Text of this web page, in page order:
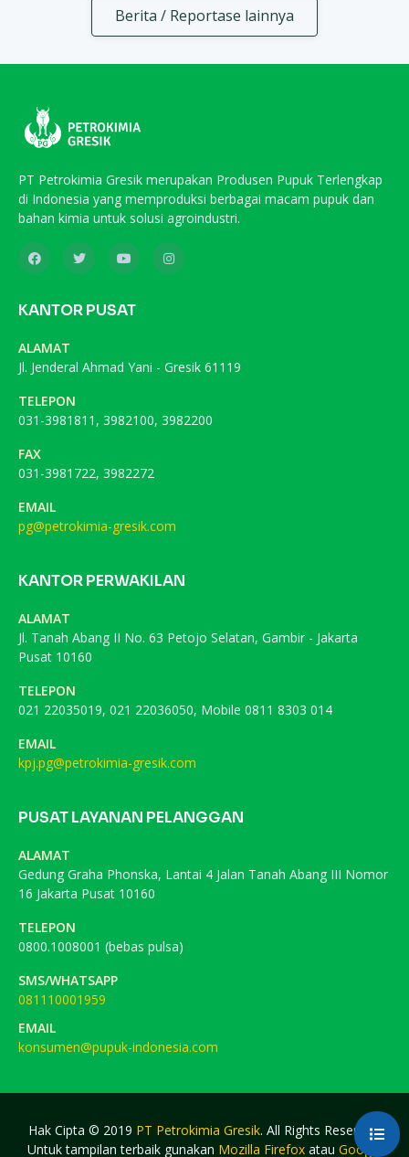
Berita / Reportase lainnya
PT Petrokimia Gresik merupakan Produsen Pupuk Terlengkap
di Indonesia yang memproduksi berbagai macam pupuk dan
bahan kimia untuk solusi agroindustri.
KANTOR PUSAT
ALAMAT
Jl. Jenderal Ahmad Yani - Gresik 61119
TELEPON
031-3981811, 3982100, 3982200
FAX
031-3981722, 3982272
EMAIL
pg@petrokimia-gresik.com
KANTOR PERWAKILAN
ALAMAT
Jl. Tanah Abang II No. 63 Petojo Selatan, Gambir - Jakarta
Pusat 10160
TELEPON
021 22035019, 021 22036050, Mobile 0811 8303 014
EMAIL
kpj.pg@petrokimia-gresik.com
PUSAT LAYANAN PELANGGAN
ALAMAT
Gedung Graha Phonska, Lantai 4 Jalan Tanah Abang III Nomor
16 Jakarta Pusat 10160
TELEPON
0800.1008001 (bebas pulsa)
SMS/WHATSAPP
081110001959
EMAIL
konsumen@pupuk-indonesia.com
Hak Cipta © 2019 PT Petrokimia Gresik. All Rights Reserved.
Untuk tampilan terbaik gunakan Mozilla Firefox atau Google